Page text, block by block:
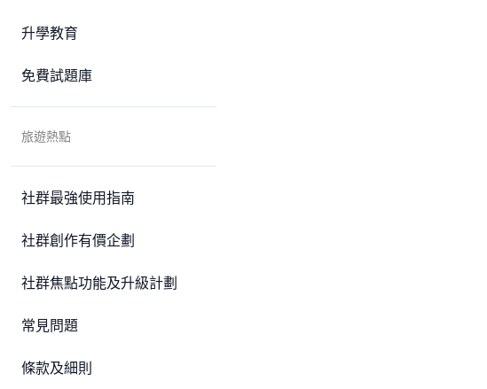
升學教育
免費試題庫
旅遊熱點
社群最強使用指南
社群創作有價企劃
社群焦點功能及升級計劃
常見問題
條款及細則